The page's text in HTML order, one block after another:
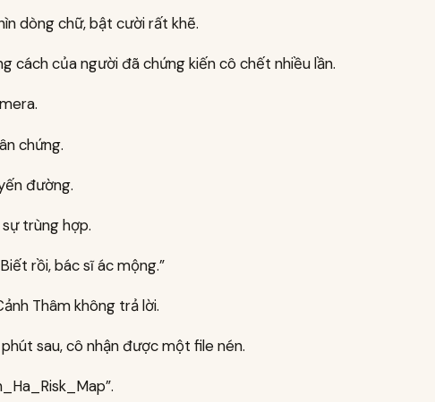
dòng chữ, bật cười rất khẽ.
cách của người đã chứng kiến cô chết nhiều lần.
chứng.
đường.
trùng hợp.
rồi, bác sĩ ác mộng.”
Thâm không trả lời.
sau, cô nhận được một file nén.